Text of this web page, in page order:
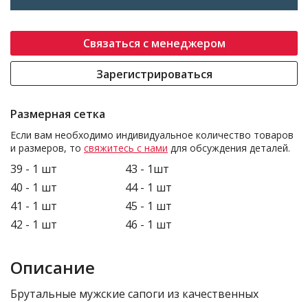
Связаться с менеджером
Зарегистрироваться
Размерная сетка
Если вам необходимо индивидуальное количество товаров
и размеров, то свяжитесь с нами для обсуждения деталей.
39 - 1 шт
40 - 1 шт
41 - 1 шт
42 - 1 шт
43 - 1шт
44 - 1 шт
45 - 1 шт
46 - 1 шт
Описание
Брутальные мужские сапоги из качественных